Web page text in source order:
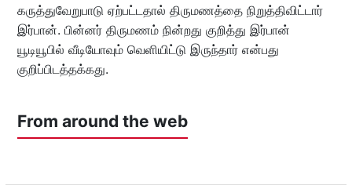
கருத்துவேறுபாடு ஏற்பட்டதால் திருமணத்தை நிறுத்திவிட்டார்
இர்பான். பின்னர் திருமணம் நின்றது குறித்து இர்பான்
யூடியூபில் வீடியோவும் வெளியிட்டு இருந்தார் என்பது
குறிப்பிடத்தக்கது.
From around the web